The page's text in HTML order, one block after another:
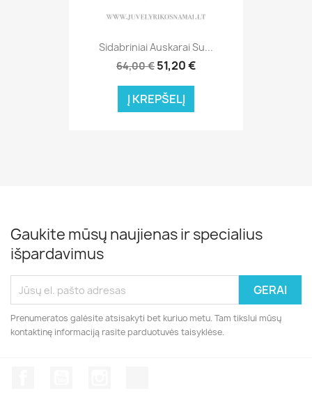
Sidabriniai Auskarai Su...
64,00 € 51,20 €
Į KREPŠELĮ
Gaukite mūsų naujienas ir specialius
išpardavimus
Prenumeratos galėsite atsisakyti bet kuriuo metu. Tam tikslui mūsų
kontaktinę informaciją rasite parduotuvės taisyklėse.